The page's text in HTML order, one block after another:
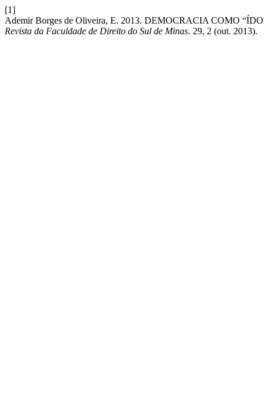
[1]
Ademir Borges de Oliveira, E. 2013. DEMOCRACIA COMO
Revista da Faculdade de Direito do Sul de Minas. 29, 2 (out. 2013).